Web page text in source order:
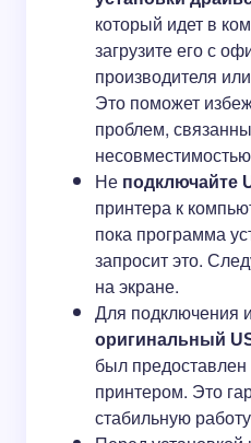
который идет в
загрузите его с
производителя
Это поможет
проблем,
Неподключайте
принтера к
пока программа
запросит это.
на экране.
Для подключения
оригинальный
был
принтером. Это
стабильную